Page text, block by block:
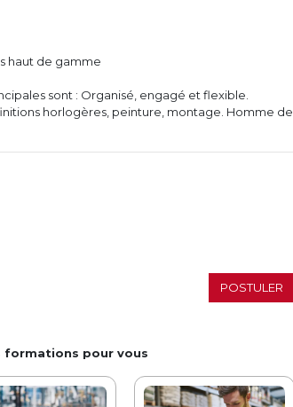
haut de gamme
sont : Organisé, engagé et flexible.
horlogères, peinture, montage. Homme de
POSTULER
formations pour vous